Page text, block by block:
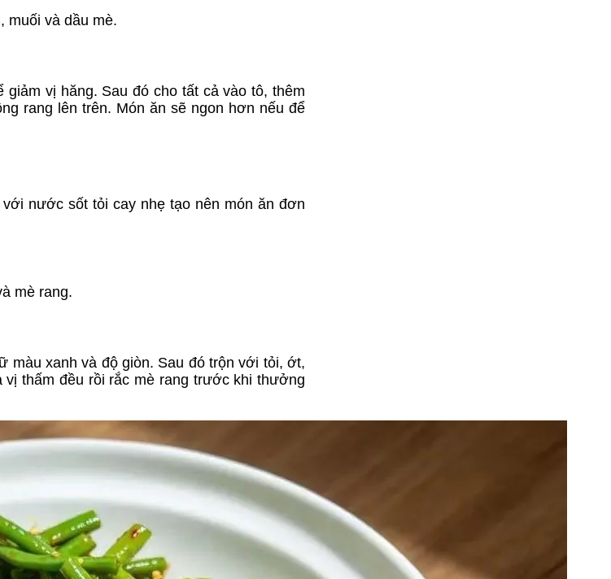
muối và dầu mè.
vị hăng. Sau đó cho tất cả vào tô, thêm
rang lên trên. Món ăn sẽ ngon hơn nếu để
nước sốt tỏi cay nhẹ tạo nên món ăn đơn
mè rang.
màu xanh và độ giòn. Sau đó trộn với tỏi, ớt,
thấm đều rồi rắc mè rang trước khi thưởng